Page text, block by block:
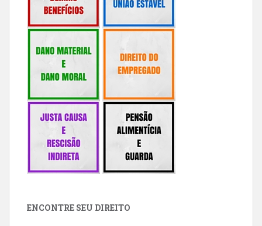
ENCONTRE SEU DIREITO